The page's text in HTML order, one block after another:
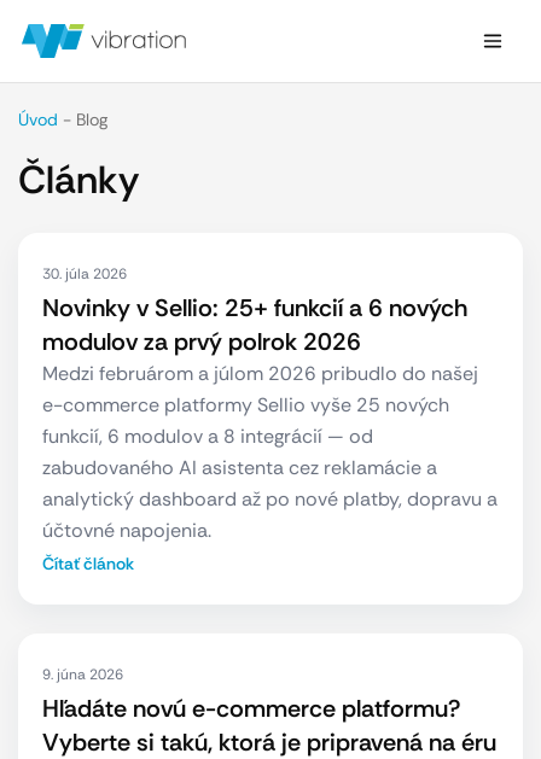
Úvod - Blog
Články
30. júla 2026
Novinky v Sellio: 25+ funkcií a 6 nových
modulov za prvý polrok 2026
Medzi februárom a júlom 2026 pribudlo do našej
e-commerce platformy Sellio vyše 25 nových
funkcií, 6 modulov a 8 integrácií — od
zabudovaného AI asistenta cez reklamácie a
analytický dashboard až po nové platby, dopravu a
účtovné napojenia.
Čítať článok
9. júna 2026
Hľadáte novú e-commerce platformu?
Vyberte si takú, ktorá je pripravená na éru